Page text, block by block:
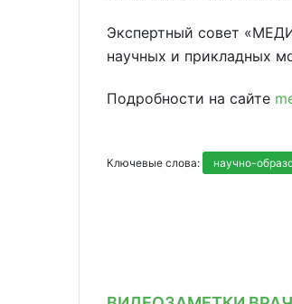
Экспертный совет
научных и прикладных
Подробности на сайте
Ключевые слова: научно-